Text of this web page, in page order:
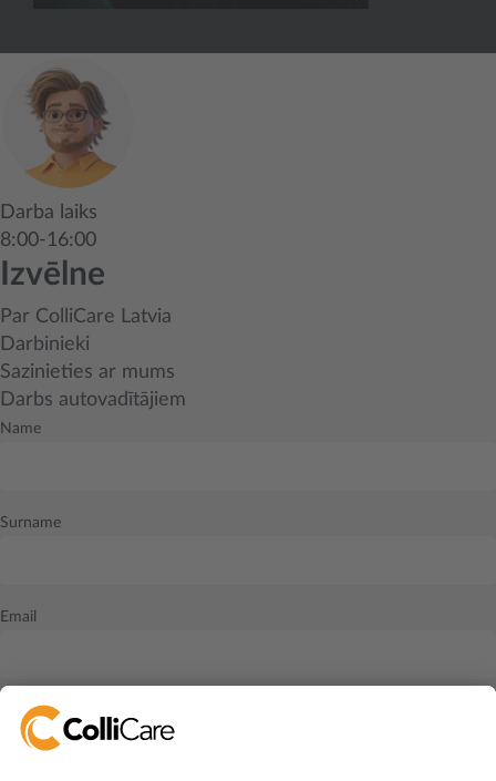
Darba laiks
8:00-16:00
Izvēlne
Par ColliCare Latvia
Darbinieki
Sazinieties ar mums
Darbs autovadītājiem
Name
Surname
Email